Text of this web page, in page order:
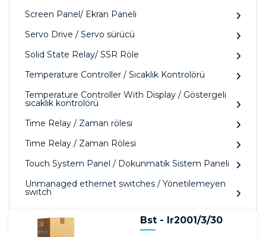
Screen Panel/ Ekran Paneli
Servo Drive / Servo sürücü
Solid State Relay/ SSR Röle
Temperature Controller / Sıcaklık Kontrolörü
Temperature Controller With Display / Göstergeli
sıcaklık kontrolörü
Time Relay / Zaman rölesi
Time Relay / Zaman Rölesi
Touch System Panel / Dokunmatik Sistem Paneli
Unmanaged ethernet switches / Yönetilemeyen
switch
Bst - Ir2001/3/30